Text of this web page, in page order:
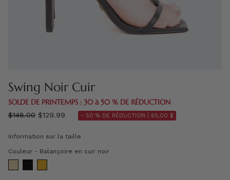
Swing Noir Cuir
SOLDE DE PRINTEMPS : 30 à 50 % DE RÉDUCTION
régulier
$148.00 $129.99 - 50 % DE RÉDUCTION | 65,00 $
Information sur la taille
Couleur - Balançoire en cuir noirCouleur